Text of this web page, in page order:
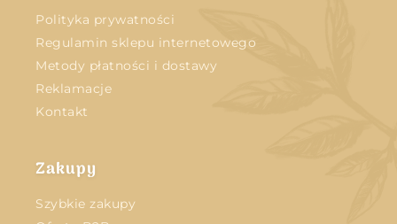
Polityka prywatności
Regulamin sklepu internetowego
Metody płatności i dostawy
Reklamacje
Kontakt
Zakupy
Szybkie zakupy